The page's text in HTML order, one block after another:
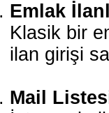
Emlak
Klasik bir
ilan girişi
Mail